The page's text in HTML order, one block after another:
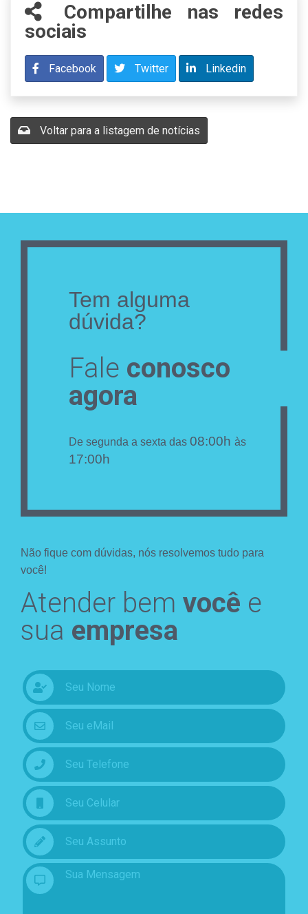
Compartilhe nas redes
sociais
Facebook Twitter Linkedin
Voltar para a listagem de notícias
Tem alguma
dúvida?
Fale conosco
agora
De segunda a sexta das 08:00h às
17:00h
Não fique com dúvidas, nós resolvemos tudo para
você!
Atender bem você e
sua empresa